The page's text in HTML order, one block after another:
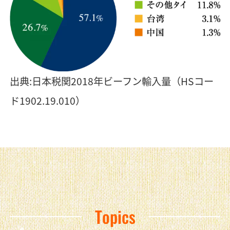
出典:日本税関2018年ビーフン輸入量（HSコー
ド1902.19.010）
Topics